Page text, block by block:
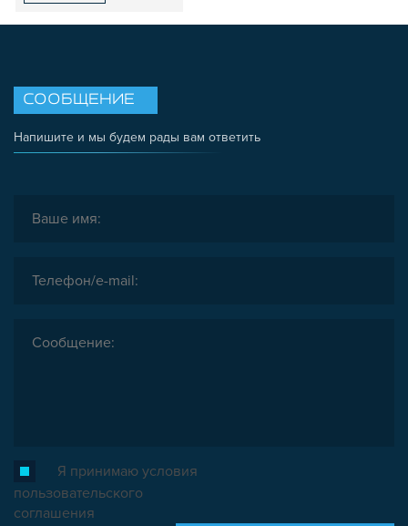
СООБЩЕНИЕ
Напишите и мы будем рады вам ответить
Я принимаю условия
пользовательского
соглашения